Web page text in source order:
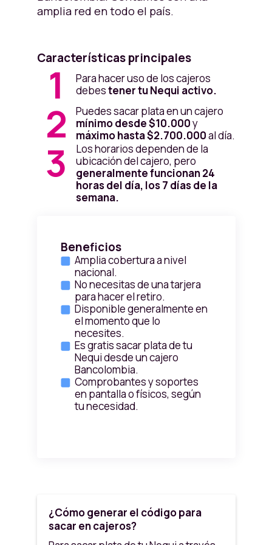
máximos estarán sujetos a la
capacidad de efectivo y liquidez en
Bancolombia.
Para corresponsales Nequi, se
tiene un límite máximo por cada
transacción de $1.000.000,de
modo que, puedes realizar retiros
hasta los montos máximos diarios
que tengas definidos en tu App
Nequi, respetando ese límite en cada
retiro.
corresponsales Bancolombia,
amplia red en todo el país.
Características principales
1
Para hacer uso de los cajeros
debestener tu Nequi activo.
2
Puedes sacar plata en un cajero
mínimo desde $10.000y
máximo hasta $2.700.000al día.
3
Los horarios dependen de la
ubicación del cajero, pero
generalmente funcionan 24
horas del día, los 7 días de la
semana.
Beneficios
Amplia cobertura a nivel
nacional.
No necesitas de una tarjera
para hacer el retiro.
Disponible generalmente en
el momento que lo
necesites.
Es gratis sacar plata de tu
Nequi desde un cajero
Bancolombia.
Comprobantes y soportes
en pantalla o físicos, según
tu necesidad.
¿Cómo generar el código para
sacar en cajeros?